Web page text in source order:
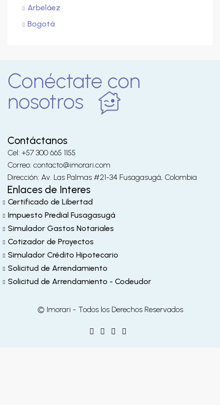
Arbeláez
Bogotá
Conéctate con
nosotros
Contáctanos
Cel: +57 300 665 1155
Correo: contacto@imorari.com
Dirección: Av. Las Palmas #21-34 Fusagasugá, Colombia
Enlaces de Interes
Certificado de Libertad
Impuesto Predial Fusagasugá
Simulador Gastos Notariales
Cotizador de Proyectos
Simulador Crédito Hipotecario
Solicitud de Arrendamiento
Solicitud de Arrendamiento - Codeudor
© Imorari - Todos los Derechos Reservados